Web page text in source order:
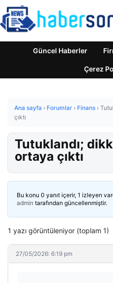
Güncel Haberler
Çerez
Ana sayfa › Forumlar › Finans ›
çıktı
Tutuklandı;
ortaya çıktı
Bu konu 0 yanıt içerir, 1 izleyen
admin tarafından güncellenmiştir.
1 yazı görüntüleniyor (toplam 1)
27/05/2026: 6:19 pm